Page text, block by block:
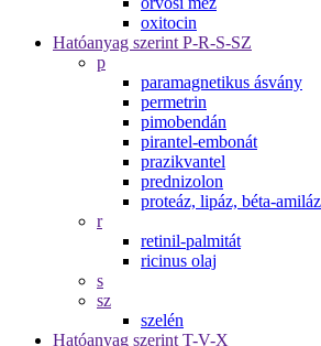
oxitocin
Hatóanyag szerint P-R-S-SZ
p
paramagnetikus ásvány
permetrin
pimobendán
pirantel-embonát
prazikvantel
prednizolon
proteáz, lipáz, béta-
r
retinil-palmitát
ricinus olaj
s
sz
szelén
Hatóanyag szerint T-V-X